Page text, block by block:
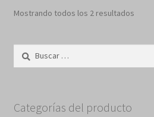
Mostrando todos los 2 resultadosSorted
Buscar:
Categorías del producto